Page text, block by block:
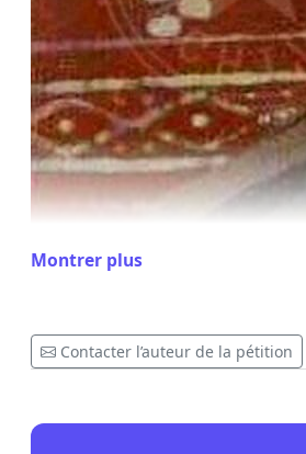
Montrer plus
Contacter l’auteur de la pétition